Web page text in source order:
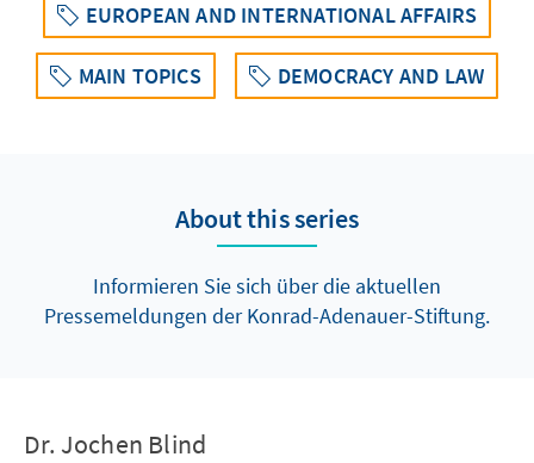
EUROPEAN AND INTERNATIONAL AFFAIRS
MAIN TOPICS DEMOCRACY AND LAW
About this series
Informieren Sie sich über die aktuellen
Pressemeldungen der Konrad-Adenauer-Stiftung.
Dr. Jochen Blind